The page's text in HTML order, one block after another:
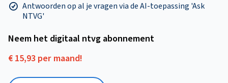
Antwoorden op al je vragen via de AI-toepassing 'Ask
NTVG'
Neem het digitaal ntvg abonnement
€ 15,93 per maand!